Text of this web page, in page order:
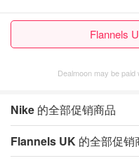
Flannels
Dealmoon may be
Nike 的全部促销商品
Flannels UK 的全部促销